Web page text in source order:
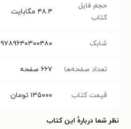
حجم فایل
کتاب
۴۸.۴ مگابایت
شابک ۹۷۸۹۶۴۰۳۰۰۴۸۰
تعداد صفحه‌ها ۶۶۷ صفحه
قیمت کتاب ۱۳۵۰۰۰ تومان
نظر شما دربارهٔ این کتاب